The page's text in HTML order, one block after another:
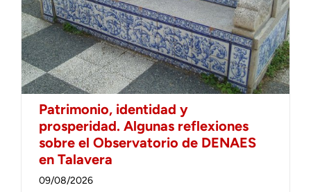
Patrimonio, identidad y
prosperidad. Algunas reflexiones
sobre el Observatorio de DENAES
en Talavera
09/08/2026